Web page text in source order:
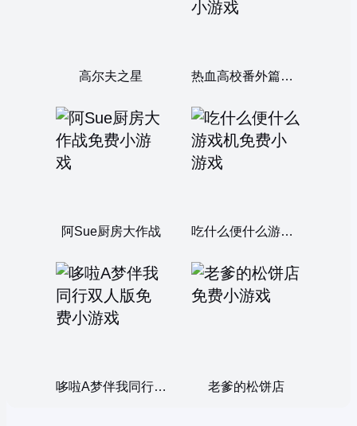
高尔夫之星 热血高校番外篇双人版
阿Sue厨房大作战 吃什么便什么游戏机
哆啦A梦伴我同行双人版 老爹的松饼店